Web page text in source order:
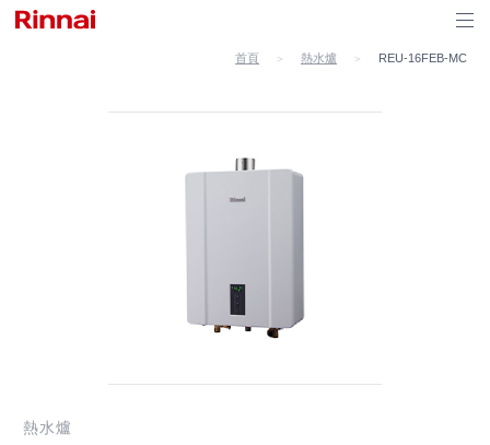
首頁 ＞ 熱水爐 ＞ REU-16FEB-MC
熱水爐